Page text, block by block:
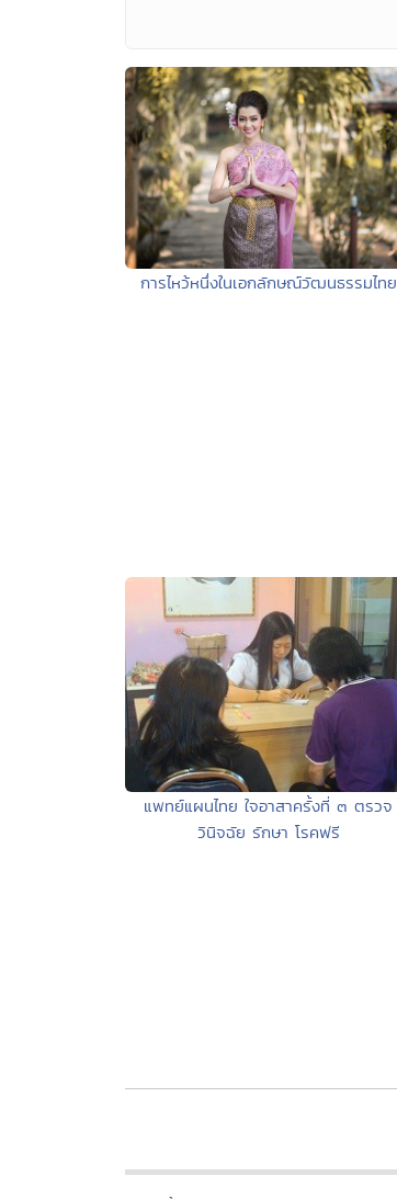
การไหว้หนึ่งในเอกลักษณ์วัฒนธรรมไทย
แพทย์แผนไทย ใจอาสาครั้งที่ ๓ ตรวจ
วินิจฉัย รักษา โรคฟรี